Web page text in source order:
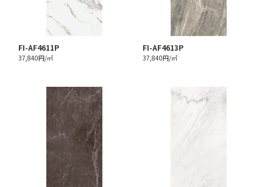
FI-AF4611P
37,840円/㎡
FI-AF4613P
37,840円/㎡